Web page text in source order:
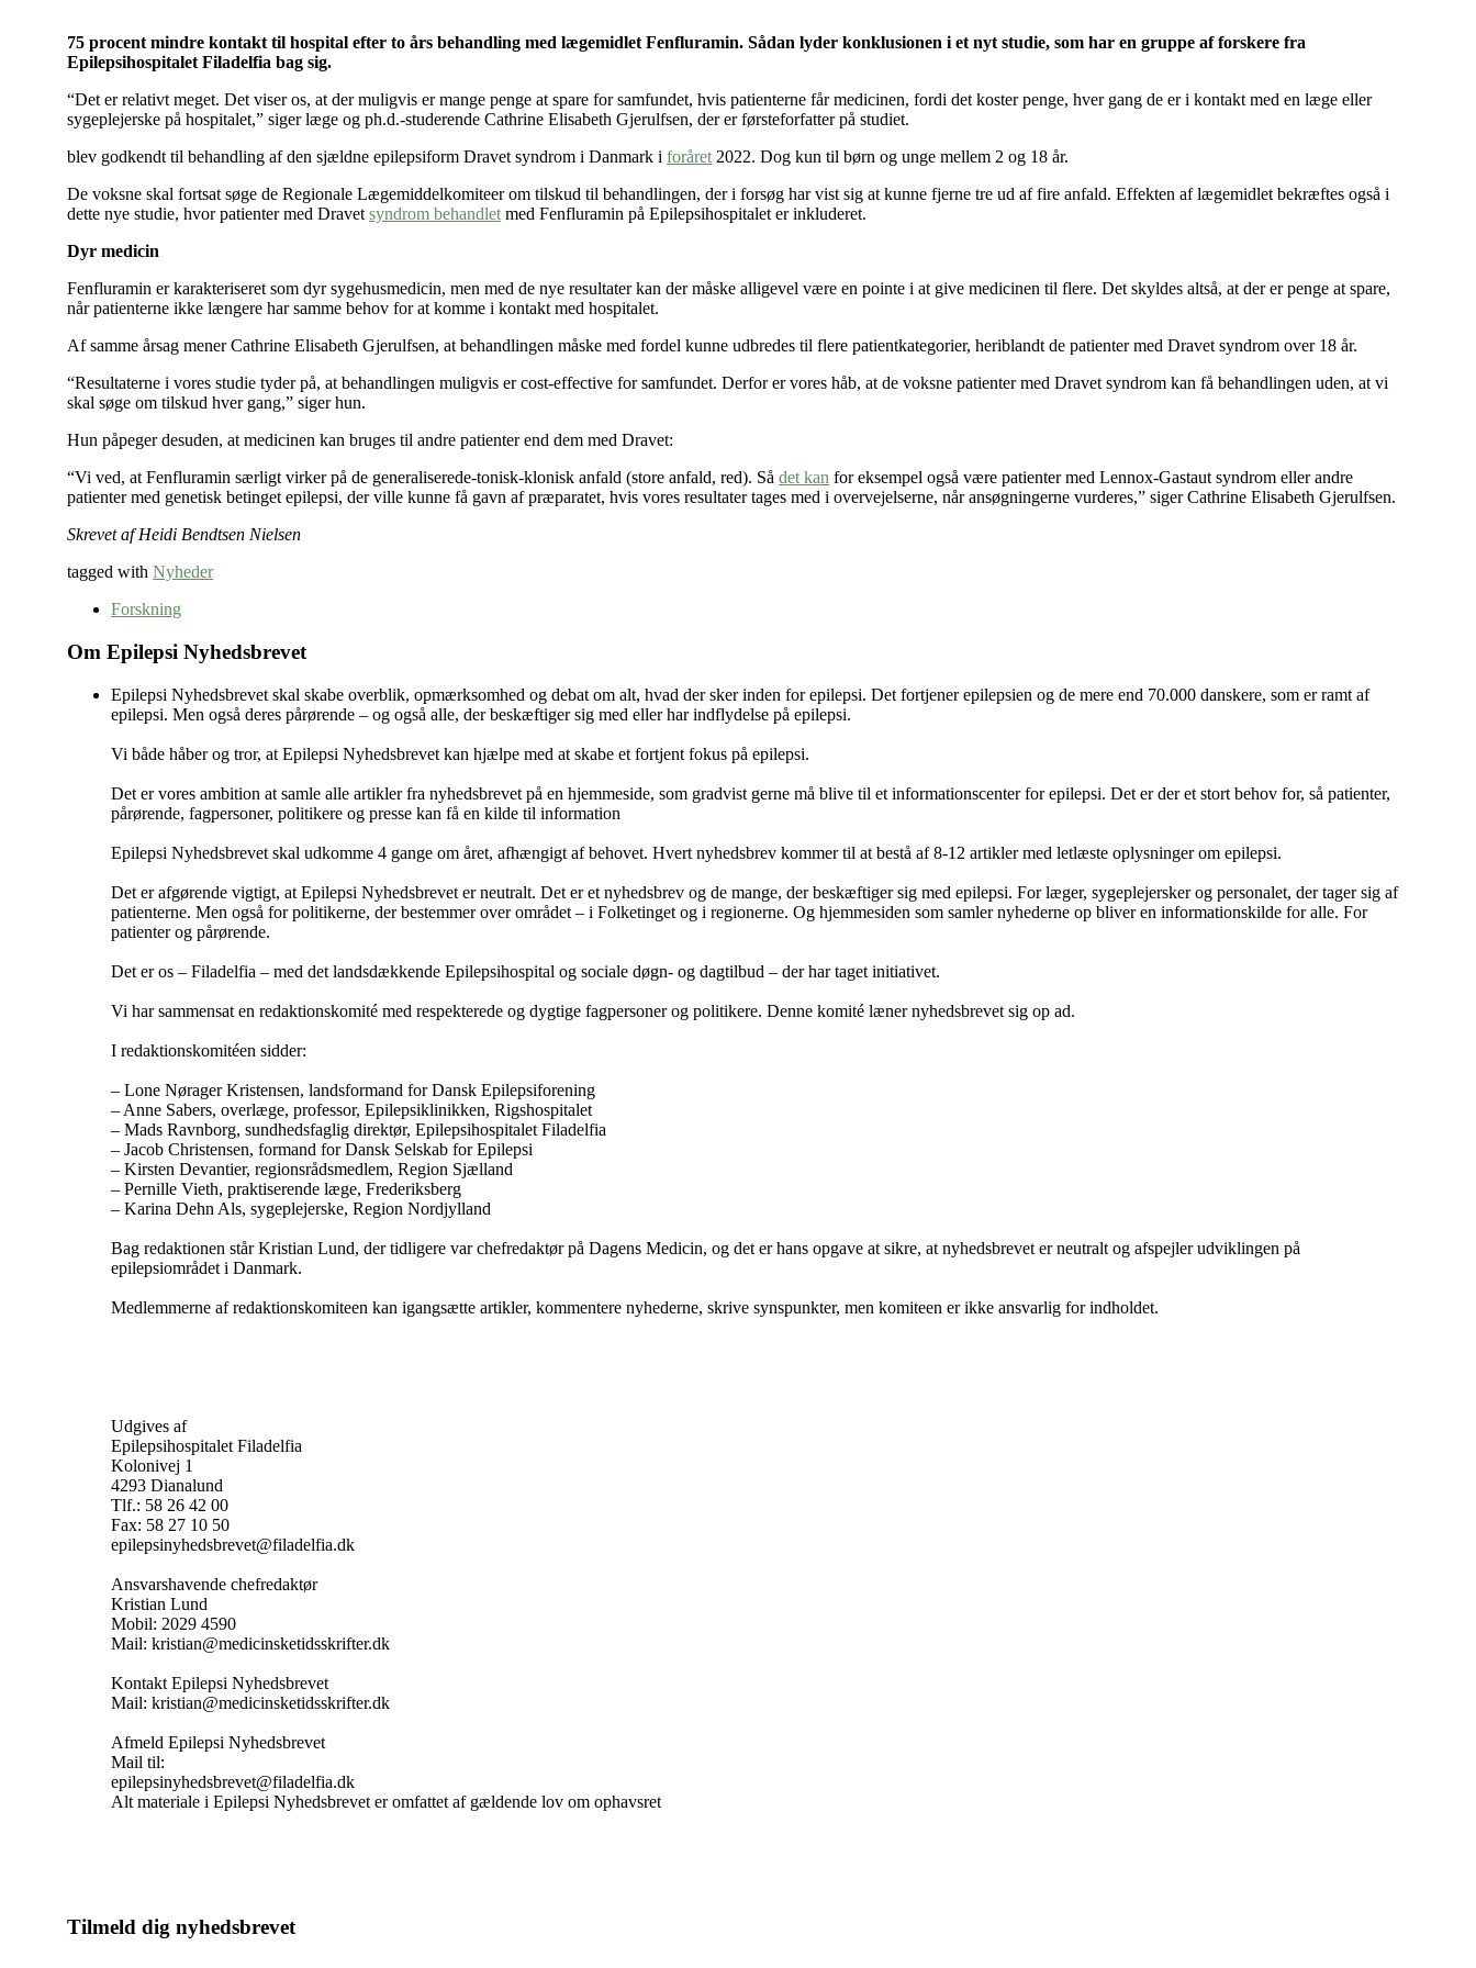
75 procent mindre kontakt til hospital efter to års behandling med lægemidlet Fenfluramin. Sådan lyder konklusionen i et nyt studie, som har en gruppe af forskere fra
Epilepsihospitalet Filadelfia bag sig.
“Det er relativt meget. Det viser os, at der muligvis er mange penge at spare for samfundet, hvis patienterne får medicinen, fordi det koster penge, hver gang de er i kontakt med en læge eller
sygeplejerske på hospitalet,” siger læge og ph.d.-studerende Cathrine Elisabeth Gjerulfsen, der er førsteforfatter på studiet.
blev godkendt til behandling af den sjældne epilepsiform Dravet syndrom i Danmark iforåret 2022. Dog kun til børn og unge mellem 2 og 18 år.
De voksne skal fortsat søge de Regionale Lægemiddelkomiteer om tilskud til behandlingen, der i forsøg har vist sig at kunne fjerne tre ud af fire anfald. Effekten af lægemidlet bekræftes også i
dette nye studie, hvor patienter med Dravetsyndrom behandlet med Fenfluramin på Epilepsihospitalet er inkluderet.
Dyr medicin
Fenfluramin er karakteriseret som dyr sygehusmedicin, men med de nye resultater kan der måske alligevel være en pointe i at give medicinen til flere. Det skyldes altså, at der er penge at spare,
når patienterne ikke længere har samme behov for at komme i kontakt med hospitalet.
Af samme årsag mener Cathrine Elisabeth Gjerulfsen, at behandlingen måske med fordel kunne udbredes til flere patientkategorier, heriblandt de patienter med Dravet syndrom over 18 år.
“Resultaterne i vores studie tyder på, at behandlingen muligvis er cost-effective for samfundet. Derfor er vores håb, at de voksne patienter med Dravet syndrom kan få behandlingen uden, at vi
skal søge om tilskud hver gang,” siger hun.
Hun påpeger desuden, at medicinen kan bruges til andre patienter end dem med Dravet:
“Vi ved, at Fenfluramin særligt virker på de generaliserede-tonisk-klonisk anfald (store anfald, red). Sådet kan for eksempel også være patienter med Lennox-Gastaut syndrom eller andre
patienter med genetisk betinget epilepsi, der ville kunne få gavn af præparatet, hvis vores resultater tages med i overvejelserne, når ansøgningerne vurderes,” siger Cathrine Elisabeth Gjerulfsen.
Skrevet af Heidi Bendtsen Nielsen
tagged withNyheder
Forskning
Om Epilepsi Nyhedsbrevet
Epilepsi Nyhedsbrevet skal skabe overblik, opmærksomhed og debat om alt, hvad der sker inden for epilepsi. Det fortjener epilepsien og de mere end 70.000 danskere, som er ramt af
epilepsi. Men også deres pårørende – og også alle, der beskæftiger sig med eller har indflydelse på epilepsi.
Vi både håber og tror, at Epilepsi Nyhedsbrevet kan hjælpe med at skabe et fortjent fokus på epilepsi.
Det er vores ambition at samle alle artikler fra nyhedsbrevet på en hjemmeside, som gradvist gerne må blive til et informationscenter for epilepsi. Det er der et stort behov for, så patienter,
pårørende, fagpersoner, politikere og presse kan få en kilde til information
Epilepsi Nyhedsbrevet skal udkomme 4 gange om året, afhængigt af behovet. Hvert nyhedsbrev kommer til at bestå af 8-12 artikler med letlæste oplysninger om epilepsi.
Det er afgørende vigtigt, at Epilepsi Nyhedsbrevet er neutralt. Det er et nyhedsbrev og de mange, der beskæftiger sig med epilepsi. For læger, sygeplejersker og personalet, der tager sig af
patienterne. Men også for politikerne, der bestemmer over området – i Folketinget og i regionerne. Og hjemmesiden som samler nyhederne op bliver en informationskilde for alle. For
patienter og pårørende.
Det er os – Filadelfia – med det landsdækkende Epilepsihospital og sociale døgn- og dagtilbud – der har taget initiativet.
Vi har sammensat en redaktionskomité med respekterede og dygtige fagpersoner og politikere. Denne komité læner nyhedsbrevet sig op ad.
I redaktionskomitéen sidder:
– Lone Nørager Kristensen, landsformand for Dansk Epilepsiforening
– Anne Sabers, overlæge, professor, Epilepsiklinikken, Rigshospitalet
– Mads Ravnborg, sundhedsfaglig direktør, Epilepsihospitalet Filadelfia
– Jacob Christensen, formand for Dansk Selskab for Epilepsi
– Kirsten Devantier, regionsrådsmedlem, Region Sjælland
– Pernille Vieth, praktiserende læge, Frederiksberg
– Karina Dehn Als, sygeplejerske, Region Nordjylland
Bag redaktionen står Kristian Lund, der tidligere var chefredaktør på Dagens Medicin, og det er hans opgave at sikre, at nyhedsbrevet er neutralt og afspejler udviklingen på
epilepsiområdet i Danmark.
Medlemmerne af redaktionskomiteen kan igangsætte artikler, kommentere nyhederne, skrive synspunkter, men komiteen er ikke ansvarlig for indholdet.
Udgives af
Epilepsihospitalet Filadelfia
Kolonivej 1
4293 Dianalund
Tlf.: 58 26 42 00
Fax: 58 27 10 50
epilepsinyhedsbrevet@filadelfia.dk
Ansvarshavende chefredaktør
Kristian Lund
Mobil: 2029 4590
Mail: kristian@medicinsketidsskrifter.dk
Kontakt Epilepsi Nyhedsbrevet
Mail: kristian@medicinsketidsskrifter.dk
Afmeld Epilepsi Nyhedsbrevet
Mail til:
epilepsinyhedsbrevet@filadelfia.dk
Alt materiale i Epilepsi Nyhedsbrevet er omfattet af gældende lov om ophavsret
Tilmeld dig nyhedsbrevet